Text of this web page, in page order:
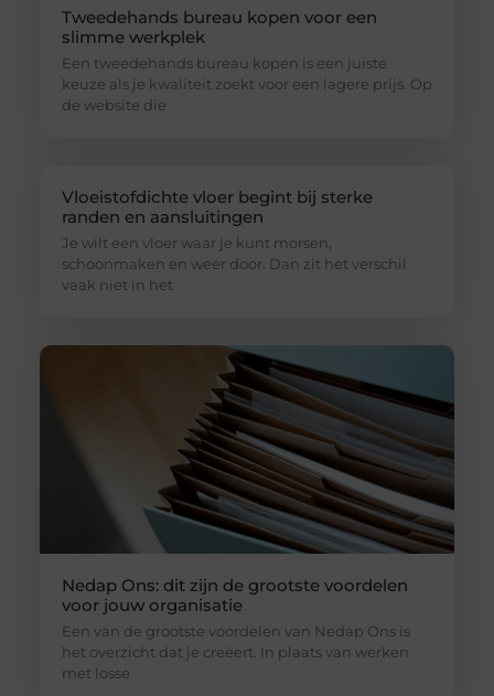
Tweedehands bureau kopen voor een
slimme werkplek
Een tweedehands bureau kopen is een juiste
keuze als je kwaliteit zoekt voor een lagere prijs. Op
de website die
Vloeistofdichte vloer begint bij sterke
randen en aansluitingen
Je wilt een vloer waar je kunt morsen,
schoonmaken en weer door. Dan zit het verschil
vaak niet in het
Nedap Ons: dit zijn de grootste voordelen
voor jouw organisatie
Een van de grootste voordelen van Nedap Ons is
het overzicht dat je creëert. In plaats van werken
met losse